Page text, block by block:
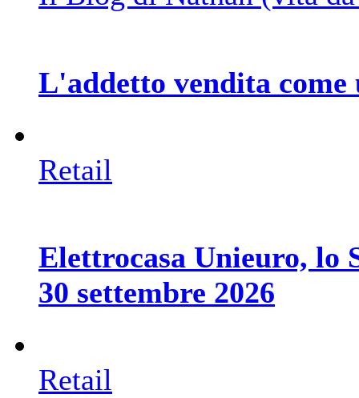
L'addetto vendita come
Retail
Elettrocasa Unieuro, lo
30 settembre 2026
Retail